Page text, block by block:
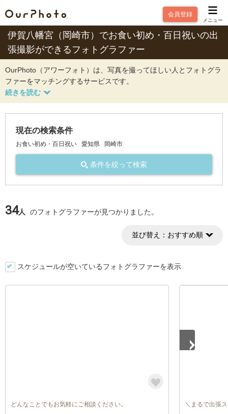
会員登録
メニュー
伊賀八幡宮（岡崎市）でお食い初め・百日祝いの出
張撮影ができるフォトグラファー
OurPhoto（アワーフォト）は、写真を撮ってほしい人とフォトグラ
ファーをマッチングするサービスです。
現在の検索条件
お食い初め・百日祝い 愛知県 岡崎市
条件を絞って検索
34人 のフォトグラファーが見つかりました。
並び替え： おすすめ順
スケジュールが空いているフォトグラファーを表示
どんなことでもお気軽にご相談ください。 ＼まるで出張